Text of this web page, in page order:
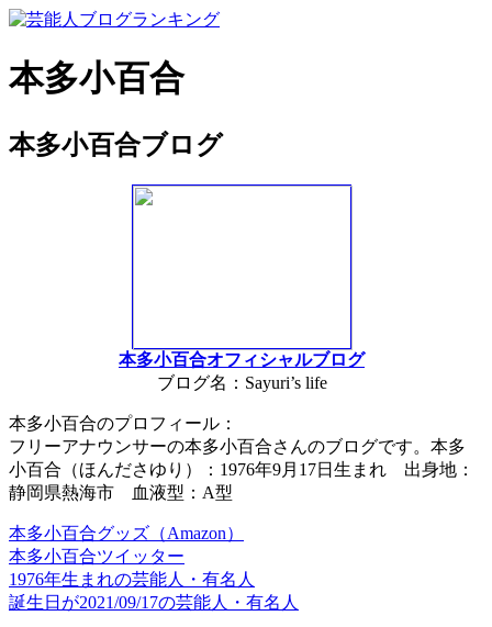
本多小百合
本多小百合ブログ
本多小百合オフィシャルブログ
ブログ名：Sayuri’s life
本多小百合のプロフィール：
フリーアナウンサーの本多小百合さんのブログです。本多
小百合（ほんださゆり）：1976年9月17日生まれ 出身地：
静岡県熱海市 血液型：A型
本多小百合グッズ（Amazon）
本多小百合ツイッター
1976年生まれの芸能人・有名人
誕生日が2021/09/17の芸能人・有名人